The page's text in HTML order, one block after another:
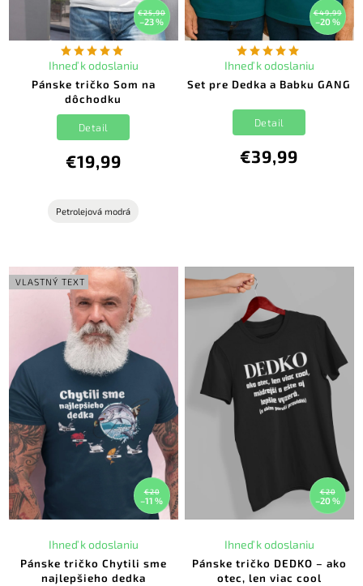
€25,90
–23 %
Pánske tričko Som na
dôchodku
Ihneď k odoslaniu
€19,99
Detail
Petrolejová modrá
€49,99
–20 %
Set pre Dedka a Babku GANG
Ihneď k odoslaniu
€39,99
Detail
VLASTNÝ TEXT
€20
–11 %
Pánske tričko Chytili sme
najlepšieho dedka
Ihneď k odoslaniu
€20
–20 %
Pánske tričko DEDKO – ako
otec, len viac cool
Ihneď k odoslaniu